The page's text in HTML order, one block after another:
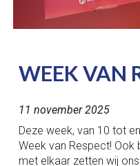
WEEK VAN
11 november 2025
Deze week, van 10 tot
Week van Respect! Ook
met elkaar zetten wij